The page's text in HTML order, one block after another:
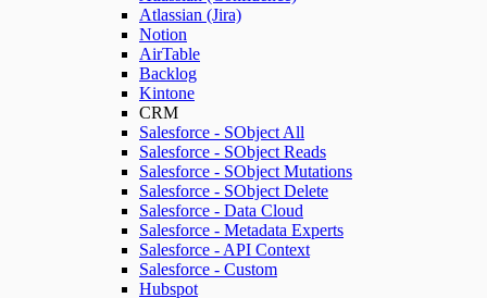
Atlassian (Jira)
Notion
AirTable
Backlog
Kintone
CRM
Salesforce - SObject All
Salesforce - SObject Reads
Salesforce - SObject Mutations
Salesforce - SObject Delete
Salesforce - Data Cloud
Salesforce - Metadata Experts
Salesforce - API Context
Salesforce - Custom
Hubspot